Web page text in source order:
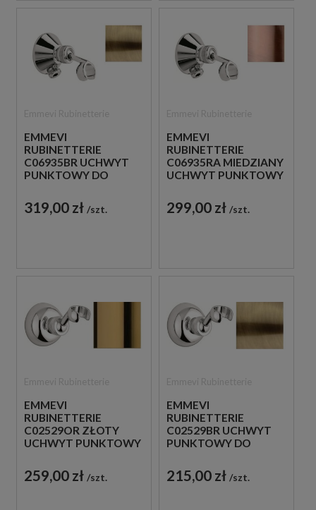
EMMEVI
RUBINETTERIE
C06935BR UCHWYT
PUNKTOWY DO
ANTYCZNY
319,00 zł szt.
EMMEVI
RUBINETTERIE
C06935RA MIEDZIANY
UCHWYT PUNKTOWY
299,00 zł szt.
EMMEVI
RUBINETTERIE
C02529OR ZŁOTY
UCHWYT PUNKTOWY
259,00 zł szt.
EMMEVI
RUBINETTERIE
C02529BR UCHWYT
PUNKTOWY DO
ANTYCZNY
215,00 zł szt.